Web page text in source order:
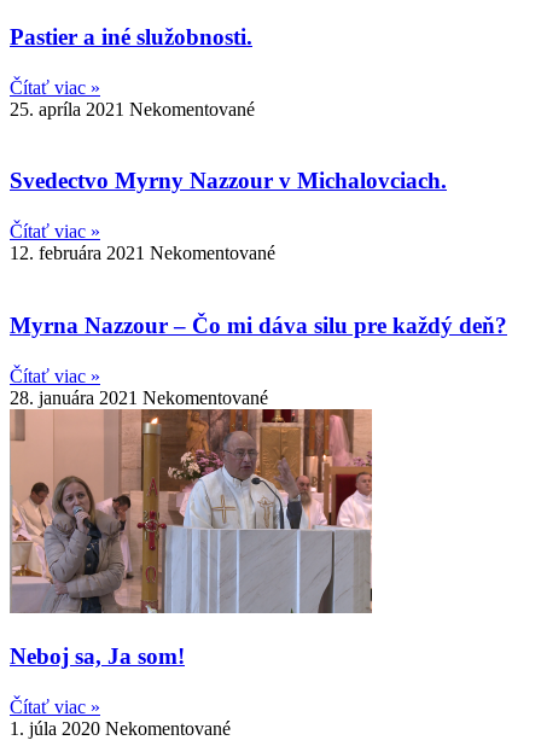
Pastier a iné služobnosti.
Čítať viac »
25. apríla 2021 Nekomentované
Svedectvo Myrny Nazzour v Michalovciach.
Čítať viac »
12. februára 2021 Nekomentované
Myrna Nazzour – Čo mi dáva silu pre každý deň?
Čítať viac »
28. januára 2021 Nekomentované
Neboj sa, Ja som!
Čítať viac »
1. júla 2020 Nekomentované